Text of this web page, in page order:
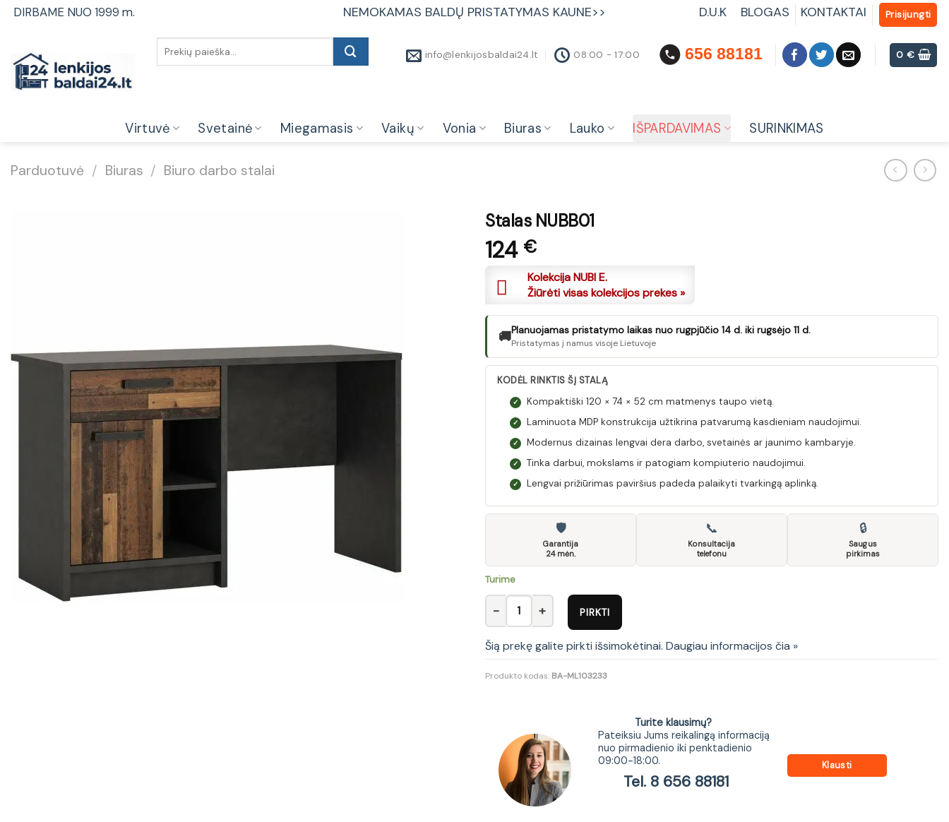
SkipDIRBAME NUO 1999 m. NEMOKAMAS BALDŲ PRISTATYMAS KAUNE>> D.U.K BLOGAS KONTAKTAI Prisijungti
info@lenkijosbaldai24.lt
08:00 - 17:00 656 88181 0€
Virtuvė Svetainė Miegamasis Vaikų Vonia Biuras Lauko IŠPARDAVIMAS SURINKIMAS
Parduotuvė / Biuras / Biuro darbo stalai
Stalas NUBB01
124 €
Kolekcija NUBI E.
Žiūrėti visas kolekcijos prekes »
🚚Planuojamas pristatymo laikas nuo rugpjūčio 14 d. iki rugsėjo 11 d.
Pristatymas į namus visoje Lietuvoje
KODĖL RINKTIS ŠĮ STALĄ
✓ Kompaktiški 120 × 74 × 52 cm matmenys taupo vietą.
✓ Laminuota MDP konstrukcija užtikrina patvarumą kasdieniam naudojimui.
✓ Modernus dizainas lengvai dera darbo, svetainės ar jaunimo kambaryje.
✓ Tinka darbui, mokslams ir patogiam kompiuterio naudojimui.
✓ Lengvai prižiūrimas paviršius padeda palaikyti tvarkingą aplinką.
🛡
Garantija
24 mėn.
📞
Konsultacija
telefonu
🔒
Saugus
pirkimas
Turime
produkto kiekis: Stalas NUBB01
PIRKTI
Šią prekę galite pirkti išsimokėtinai. Daugiau informacijos čia »
Produkto kodas: BA-ML103233
Turite klausimų?
Pateiksiu Jums reikalingą informaciją
nuo pirmadienio iki penktadienio
09:00-18:00.
Tel. 8 656 88181
Klausti